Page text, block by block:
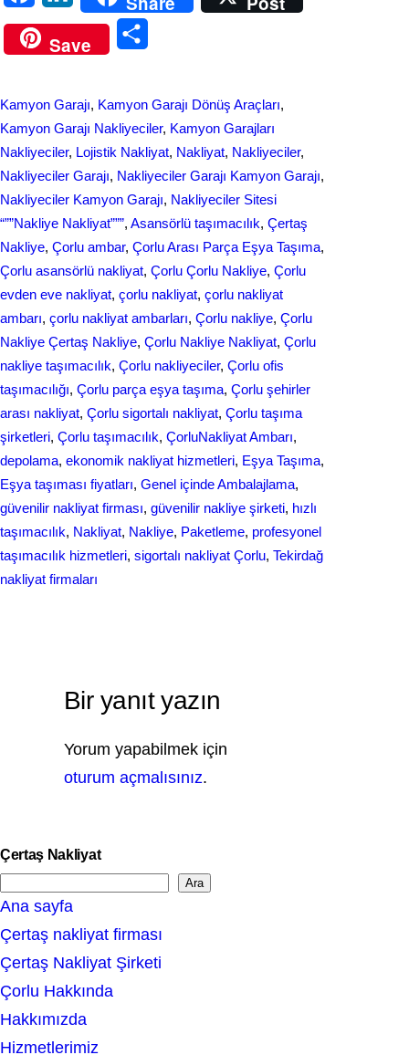
a
c
o
o
k
i
n
d
I
n
Save
r
e
Kamyon Garajı, Kamyon Garajı Dönüş Araçları
Kamyon Garajı Nakliyeciler, Kamyon Garajları
Nakliyeciler, Lojistik Nakliyat, Nakliyat, Nakliyeciler
Nakliyeciler Garajı, Nakliyeciler Garajı Kamyon Garajı
Nakliyeciler Kamyon Garajı, Nakliyeciler Sitesi
“””Nakliye Nakliyat”””, Asansörlü taşımacılık, Çertaş
Nakliye, Çorlu ambar, Çorlu Arası Parça Eşya Taşıma
Çorlu asansörlü nakliyat, Çorlu Çorlu Nakliye, Çorlu
evden eve nakliyat, çorlu nakliyat, çorlu nakliyat
ambarı, çorlu nakliyat ambarları, Çorlu nakliye, Çorlu
Nakliye Çertaş Nakliye, Çorlu Nakliye Nakliyat, Çorlu
nakliye taşımacılık, Çorlu nakliyeciler, Çorlu ofis
taşımacılığı, Çorlu parça eşya taşıma, Çorlu şehirler
arası nakliyat, Çorlu sigortalı nakliyat, Çorlu taşıma
şirketleri, Çorlu taşımacılık, ÇorluNakliyat Ambarı
depolama, ekonomik nakliyat hizmetleri, Eşya Taşıma
Eşya taşıması fiyatları, Genel içinde Ambalajlama
güvenilir nakliyat firması, güvenilir nakliye şirketi, hızlı
taşımacılık, Nakliyat, Nakliye, Paketleme, profesyonel
taşımacılık hizmetleri, sigortalı nakliyat Çorlu, Tekirdağ
nakliyat firmaları
Bir yanıt yazın
Yorum yapabilmek için
oturum açmalısınız.
Çertaş Nakliyat
e
a
r
c
h
Ara
Ana sayfa
Çertaş nakliyat firması
Çertaş Nakliyat Şirketi
Çorlu Hakkında
Hakkımızda
Hizmetlerimiz